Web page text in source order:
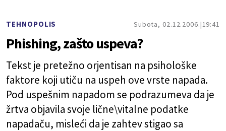
TEHNOPOLIS Subota, 02.12.2006. 19:41
Phishing, zašto uspeva?
Tekst je pretežno orjentisan na psihološke
faktore koji utiču na uspeh ovevrste napada.
Pod uspešnim napadom se podrazumeva da je
žrtva objavila svoje lične\vitalne podatke
napadaču, misleći da je zahtev stigao sa